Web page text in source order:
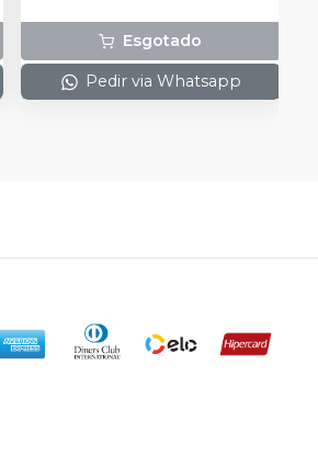
Esgotado
Pedir via Whatsapp